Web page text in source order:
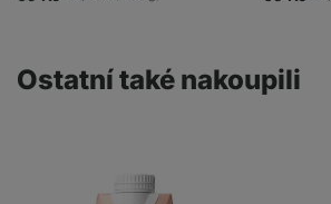
1700
1733
Ostatní také nakoupili